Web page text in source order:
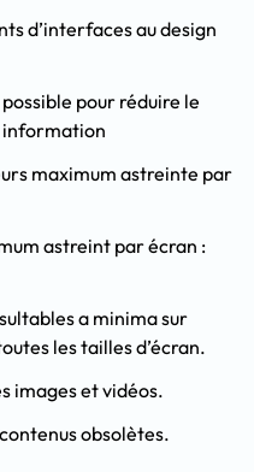
d’interfaces au design
pour réduire le
information
maximum astreinte par
astreint par écran :
a minima sur
les tailles d’écran.
images et vidéos.
obsolètes.